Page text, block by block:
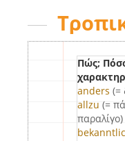
Πώς;
anders (=
allzu (=
παραλίγο)